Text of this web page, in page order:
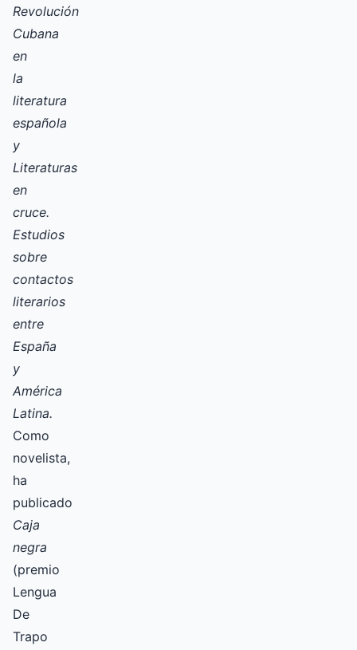
Revolución
Cubana
en
la
literatura
española
y
Literaturas
en
cruce.
Estudios
sobre
contactos
literarios
entre
España
y
América
Latina.
Como
novelista,
ha
publicado
Caja
negra
(premio
Lengua
De
Trapo